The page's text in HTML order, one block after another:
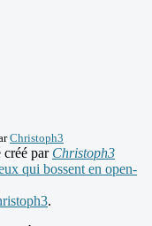
Christoph3
créé par Christoph3
qui bossent en open-
.